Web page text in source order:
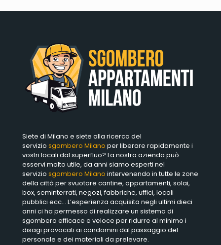
Siete di Milano e siete alla ricerca del
servizio sgombero Milano per liberare rapidamente i
vostri locali dal superfluo? La nostra azienda può
esservi molto utile, da anni siamo esperti nel
servizio sgombero Milano intervenendo in tutte le zone
della città per svuotare cantine, appartamenti, solai,
box, seminterrati, negozi, fabbriche, uffici, locali
pubblici ecc… L’esperienza acquisita negli ultimi dieci
anni ci ha permesso di realizzare un sistema di
sgombero efficace e veloce per ridurre al minimo i
disagi provocati ai condomini dal passaggio del
personale e dei materiali da prelevare.